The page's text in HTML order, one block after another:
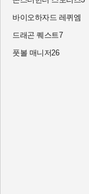
바이오하자드 레퀴엠
드래곤 퀘스트7
풋볼 매니저26